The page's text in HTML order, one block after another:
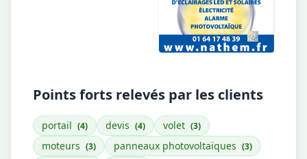
Points forts relevés par les clients
portail (4) devis (4) volet (3)
moteurs (3) panneaux photovoltaïques (3)